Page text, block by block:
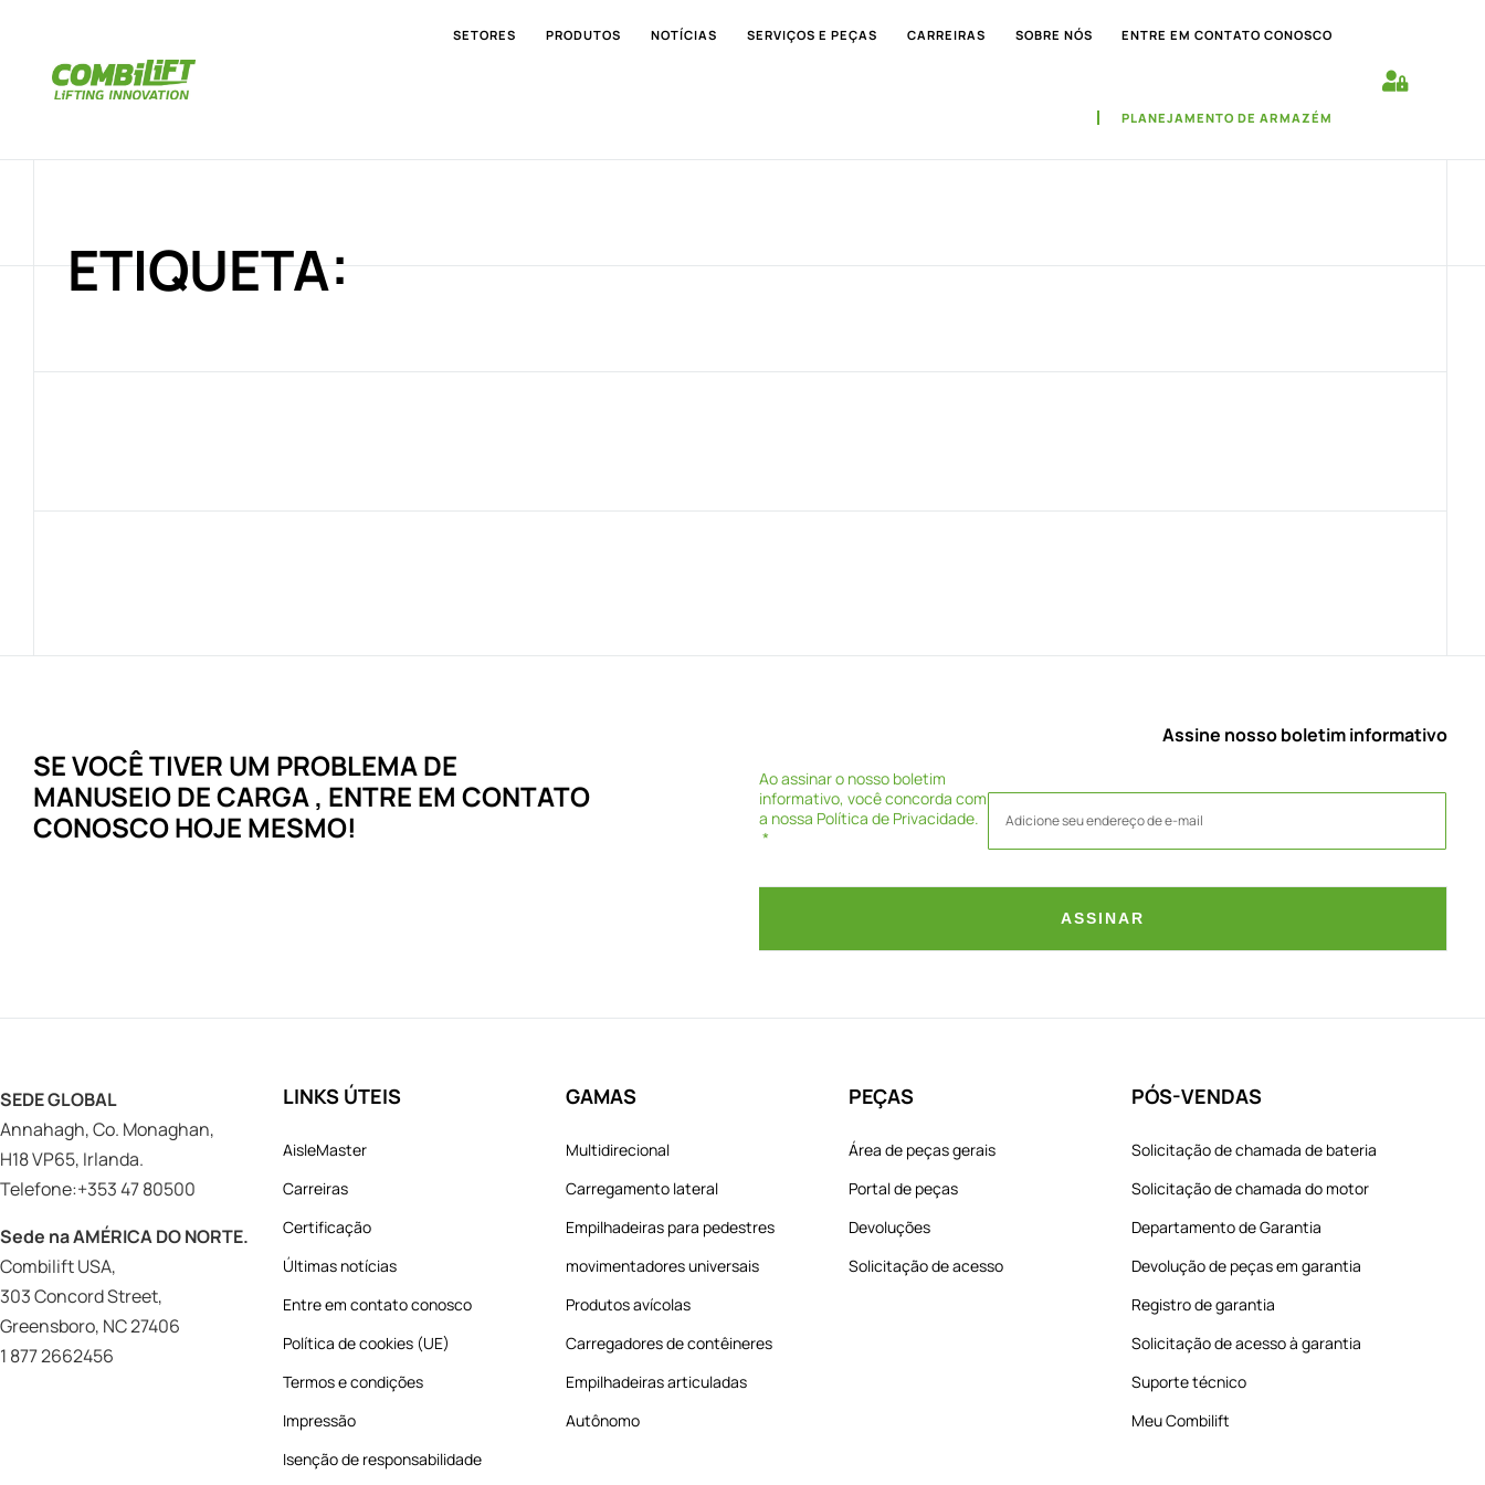
SETORES PRODUTOS NOTÍCIAS SERVIÇOS E PEÇAS CARREIRAS SOBRE NÓS ENTRE EM CONTATO CONOSCO
PLANEJAMENTO DE ARMAZÉM
ETIQUETA:
SE VOCÊ TIVER UM PROBLEMADE
MANUSEIO DE CARGA, ENTRE EM CONTATO
CONOSCO HOJE MESMO!
Assine nosso boletim informativo
Ao assinar o nosso boletim
informativo, você concorda com
a nossa Política de Privacidade.
ASSINAR
SEDE GLOBAL
Annahagh, Co. Monaghan,
H18 VP65, Irlanda.
Telefone:+353 47 80500
Sede na AMÉRICA DO NORTE.
Combilift USA,
303 Concord Street,
Greensboro, NC 27406
1 877 2662456
LINKS ÚTEIS
AisleMaster
Carreiras
Certificação
Últimas notícias
Entre em contato conosco
Política de cookies (UE)
Termos e condições
Impressão
Isenção de responsabilidade
GAMAS
Multidirecional
Carregamento lateral
Empilhadeiras para pedestres
movimentadores universais
Produtos avícolas
Carregadores de contêineres
Empilhadeiras articuladas
Autônomo
PEÇAS
Área de peças gerais
Portal de peças
Devoluções
Solicitação de acesso
PÓS-VENDAS
Solicitação de chamada de bateria
Solicitação de chamada do motor
Departamento de Garantia
Devolução de peças em garantia
Registro de garantia
Solicitação de acesso à garantia
Suporte técnico
Meu Combilift